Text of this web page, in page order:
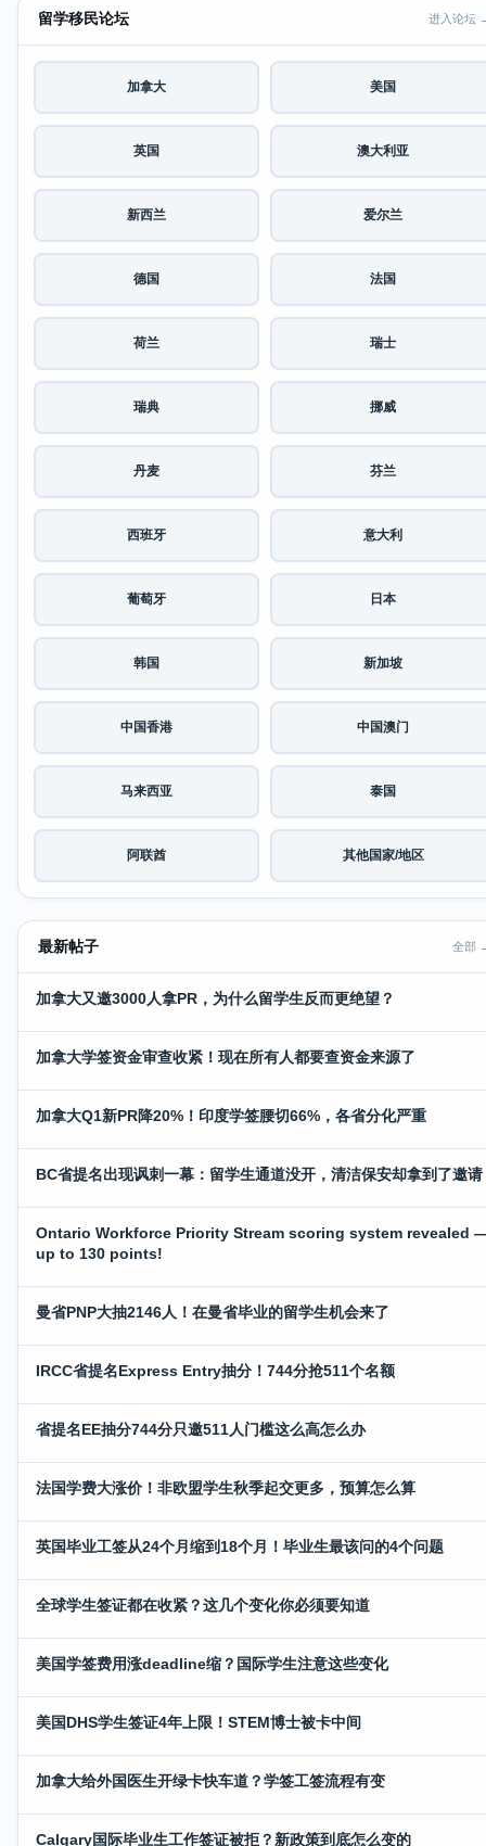
留学移民论坛 进入论坛
加拿大 美国
英国 澳大利亚
新西兰 爱尔兰
德国 法国
荷兰 瑞士
瑞典 挪威
丹麦 芬兰
西班牙 意大利
葡萄牙 日本
韩国 新加坡
中国香港 中国澳门
马来西亚 泰国
阿联酋 其他国家/地区
最新帖子 全部
加拿大又邀3000人拿PR，为什么留学生反而更绝望？
加拿大学签资金审查收紧！现在所有人都要查资金来源了
加拿大Q1新PR降20%！印度学签腰切66%，各省分化严重
BC省提名出现讽刺一幕：留学生通道没开，清洁保安却拿到了邀请
Ontario Workforce Priority Stream scoring system revealed
up to 130 points!
曼省PNP大抽2146人！在曼省毕业的留学生机会来了
IRCC省提名Express Entry抽分！744分抢511个名额
省提名EE抽分744分只邀511人门槛这么高怎么办
法国学费大涨价！非欧盟学生秋季起交更多，预算怎么算
英国毕业工签从24个月缩到18个月！毕业生最该问的4个问题
全球学生签证都在收紧？这几个变化你必须要知道
美国学签费用涨deadline缩？国际学生注意这些变化
美国DHS学生签证4年上限！STEM博士被卡中间
加拿大给外国医生开绿卡快车道？学签工签流程有变
Calgary国际毕业生工作签证被拒？新政策到底怎么变的